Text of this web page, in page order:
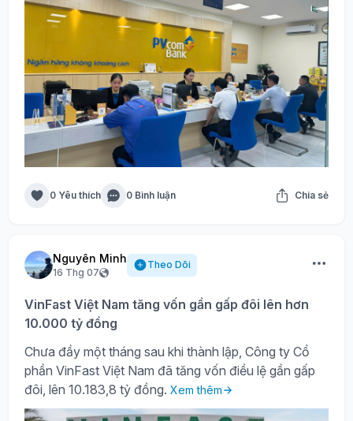
0 Yêu thích 0 Bình luận Chia sẻ
Nguyên Minh
16 Thg 07
Theo Dõi
VinFast Việt Nam tăng vốn gần gấp đôi lên hơn
10.000 tỷ đồng
Chưa đầy một tháng sau khi thành lập, Công ty Cổ
phần VinFast Việt Nam đã tăng vốn điều lệ gần gấp
đôi, lên 10.183,8 tỷ đồng. Xem thêm